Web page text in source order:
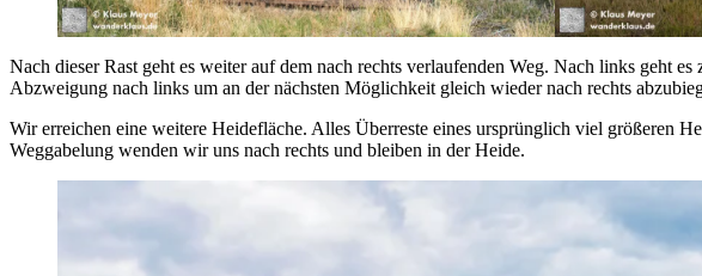
Nach dieser Rast geht es weiter auf dem nach rechts verlaufenden Weg. Nach links geht
Abzweigung nach links um an der nächsten Möglichkeit gleich wieder nach rechts
Wir erreichen eine weitere Heidefläche. Alles Überreste eines ursprünglich viel größeren
Weggabelung wenden wir uns nach rechts und bleiben in der Heide.